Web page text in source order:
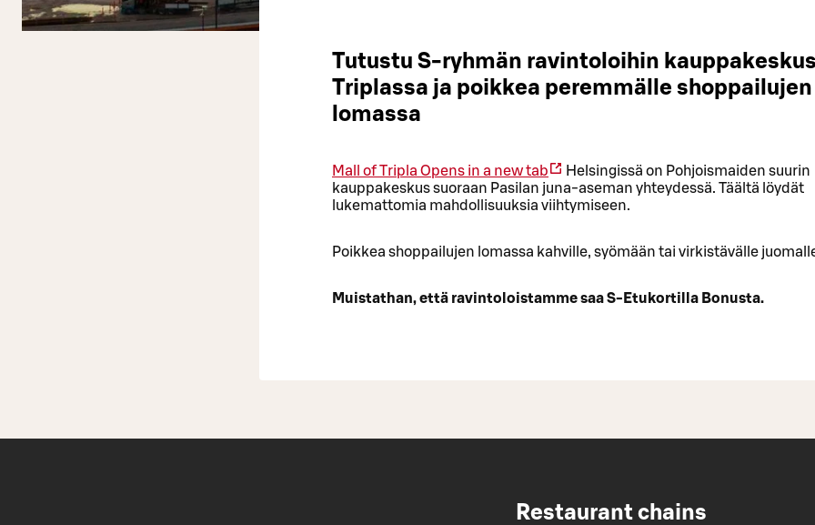
Tutustu S-ryhmän ravintoloihin
Triplassa ja poikkea peremmälle shoppailujen
lomassa
Mall of Tripla Opens in a new tab
Helsingissä on Pohjoismaiden suurin
kauppakeskus suoraan Pasilan juna-aseman yhteydessä. Täältä löydät
lukemattomia mahdollisuuksia viihtymiseen.
Poikkea shoppailujen lomassa kahville, syömään tai virkistävälle
Muistathan, että ravintoloistamme saa S-Etukortilla Bonusta.
Restaurant chains